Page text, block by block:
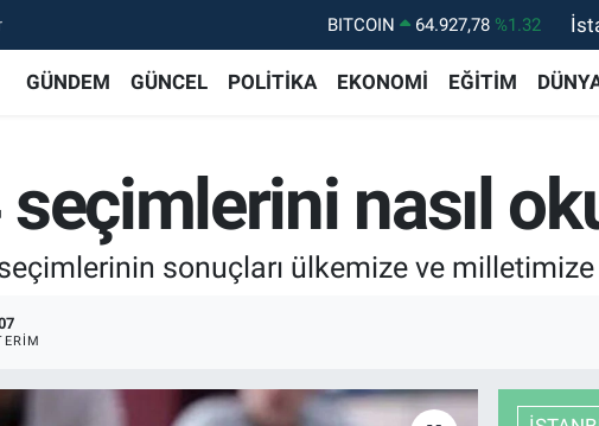
DOLAR 47,5894 %0.08
EURO
55,0398 %-0.02
BİST100
13.703 %11
GÜNDEM GÜNCEL POLİTİKA EKONOMİ EĞİTİM
nasıl
sonuçları ülkemize ve milletimize